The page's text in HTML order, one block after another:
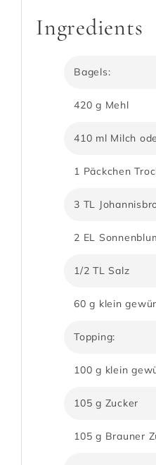
Ingredients
Bagels:
420 g Mehl
410 ml Milch
1 Päckchen
3 TL
2 EL
1/2 TL Salz
60 g klein
Topping:
100 g klein
105 g Zucker
105 g Brauner